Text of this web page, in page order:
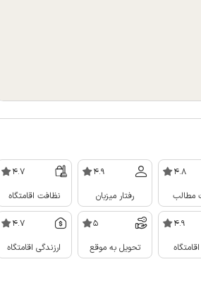
4.8
4.9
رفتار میزبان
4.7
نظافت اقامتگاه
4.9
5
تحویل به موقع
4.7
ارزندگی اقامتگاه